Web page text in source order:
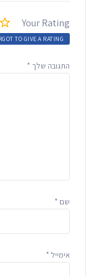
Your Rating
TO GIVE A RATING.
התגובה שלך *
שם *
אימייל *